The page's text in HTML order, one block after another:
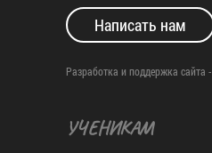
Написать нам
Разработка и поддержка сайта -
УЧЕНИКАМ